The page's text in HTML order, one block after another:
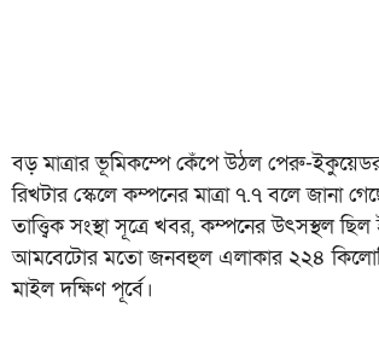
বড় মাত্রার ভূমিকম্পে কেঁপে উঠল পেরু-ইকুয়েডর
রিখটার স্কেলে কম্পনের মাত্রা ৭.৭ বলে জানা
তাত্ত্বিক সংস্থা সূত্রে খবর, কম্পনের উৎসস্থল
আমবেটোর মতো জনবহুল এলাকার ২২৪
মাইল দক্ষিণ পূর্বে।